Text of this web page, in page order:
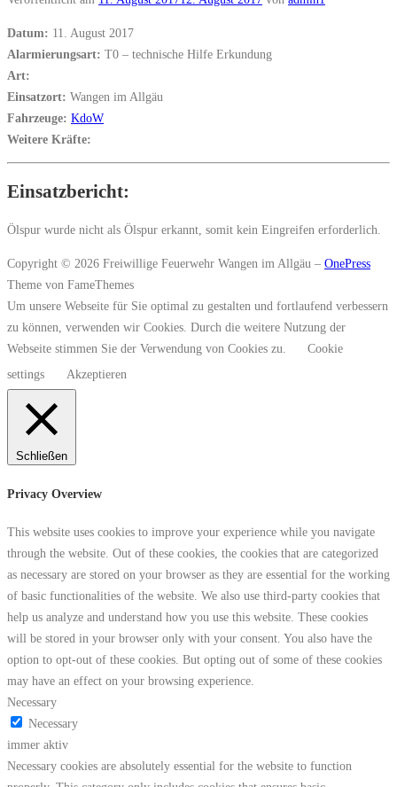
Datum: 11. August 2017
Alarmierungsart: T0 – technische Hilfe Erkundung
Art:
Einsatzort: Wangen im Allgäu
Fahrzeuge: KdoW
Weitere Kräfte:
Einsatzbericht:
Ölspur wurde nicht als Ölspur erkannt, somit kein Eingreifen erforderlich.
Copyright © 2026 Freiwillige Feuerwehr Wangen im Allgäu – OnePress
Theme von FameThemes
Um unsere Webseite für Sie optimal zu gestalten und fortlaufend verbessern
zu können, verwenden wir Cookies. Durch die weitere Nutzung der
Webseite stimmen Sie der Verwendung von Cookies zu.
Cookie
settings
Akzeptieren
Schließen
Privacy Overview
This website uses cookies to improve your experience while you navigate
through the website. Out of these cookies, the cookies that are categorized
as necessary are stored on your browser as they are essential for the working
of basic functionalities of the website. We also use third-party cookies that
help us analyze and understand how you use this website. These cookies
will be stored in your browser only with your consent. You also have the
option to opt-out of these cookies. But opting out of some of these cookies
may have an effect on your browsing experience.
Necessary
Necessary
immer aktiv
Necessary cookies are absolutely essential for the website to function